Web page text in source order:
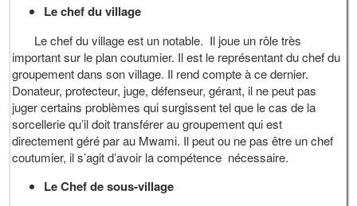
Le chef du village
Le chef du village est un notable. Il joue un rôle très
important sur le plan coutumier. Il est le représentant du chef du
groupement dans son village. Il rend compte à ce dernier.
Donateur, protecteur, juge, défenseur, gérant, il ne peut pas
juger certains problèmes qui surgissent tel que le cas de la
sorcellerie qu’il doit transférer au groupement qui est
directement géré par au Mwami. Il peut ou ne pas être un chef
coutumier, il s’agit d’avoir la compétence nécessaire.
Le Chef de sous-village